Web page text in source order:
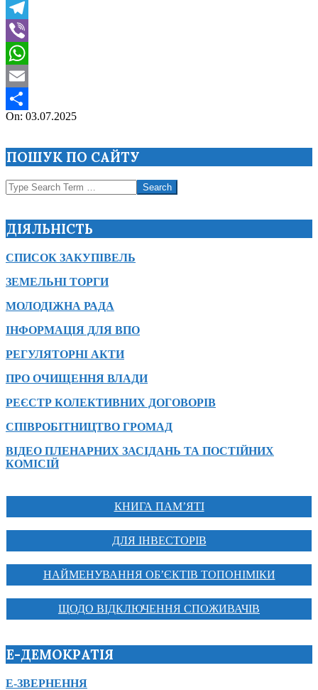
Facebook
Telegram
Viber
WhatsApp
Email
Поділитися
2025-
On: 03.07.2025
ПОШУК ПО САЙТУ
Search
ДІЯЛЬНІСТЬ
СПИСОК ЗАКУПІВЕЛЬ
ЗЕМЕЛЬНІ ТОРГИ
МОЛОДІЖНА РАДА
ІНФОРМАЦІЯ ДЛЯ ВПО
РЕГУЛЯТОРНІ АКТИ
ПРО ОЧИЩЕННЯ ВЛАДИ
РЕЄСТР КОЛЕКТИВНИХ ДОГОВОРІВ
СПІВРОБІТНИЦТВО ГРОМАД
ВІДЕО ПЛЕНАРНИХ ЗАСІДАНЬ ТА ПОСТІЙНИХ
КОМІСІЙ
КНИГА ПАМ’ЯТІ
ДЛЯ ІНВЕСТОРІВ
НАЙМЕНУВАННЯ ОБ’ЄКТІВ ТОПОНІМІКИ
ЩОДО ВІДКЛЮЧЕННЯ СПОЖИВАЧІВ
Е-ДЕМОКРАТІЯ
Е-ЗВЕРНЕННЯ